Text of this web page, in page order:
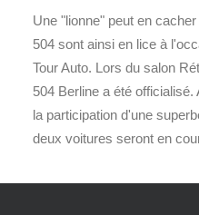
Une "lionne" peut en
504 sont ainsi en lice à
Tour Auto. Lors du salon
504 Berline a été
la participation d'une
deux voitures seront en